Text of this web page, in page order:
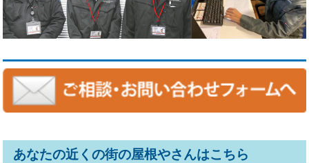
あなたの近くの街の屋根やさんはこちら